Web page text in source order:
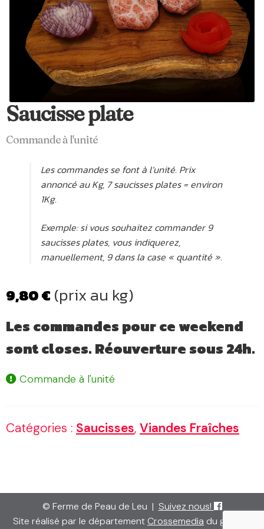
Saucisse plate
Commande à l'unité
Les commandes se font à l’unité. Prix
annoncé au Kg, 7 saucisses plates = environ
1Kg.
Exemple: si vous souhaitez commander 9
saucisses plates, vous indiquerez,
manuellement, 9 dans la case « quantité ».
9,80€ (prix au kg)
Les commandes pour ce weekend
sont closes. Réouverture sous 24h.
Commande à l'unité
Catégories : Saucisses, Viandes Fraîches
© Ferme de Peau de Leu | Suivez nous!
Site réalisé par le département Crossemedia du groupe